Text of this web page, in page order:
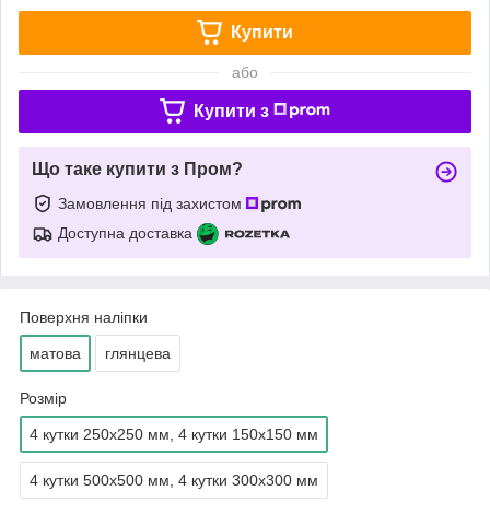
Купити
або
Купити з
Що таке купити з Пром?
Замовлення під захистом
Доступна доставка
Поверхня наліпки
матова глянцева
Розмір
4 кутки 250х250 мм, 4 кутки 150x150 мм
4 кутки 500х500 мм, 4 кутки 300x300 мм